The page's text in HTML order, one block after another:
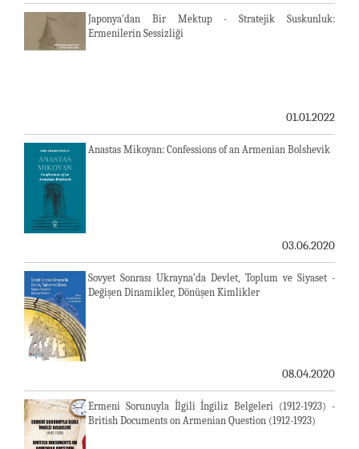
Japonya'dan Bir Mektup - Stratejik Suskunluk:
Ermenilerin Sessizliği
01.01.2022
Anastas Mikoyan: Confessions of an Armenian Bolshevik
03.06.2020
Sovyet Sonrası Ukrayna’da Devlet, Toplum ve Siyaset -
Değişen Dinamikler, Dönüşen Kimlikler
08.04.2020
Ermeni Sorunuyla İlgili İngiliz Belgeleri (1912-1923) -
British Documents on Armenian Question (1912-1923)